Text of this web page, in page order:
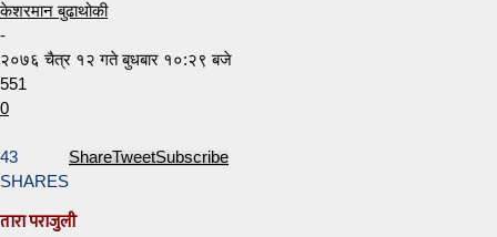
केशरमान बुढाथोकी
-
२०७६ चैत्र १२ गते बुधबार १०:२९ बजे
551
0
43
SHARES
ShareTweetSubscribe
तारा पराजुली